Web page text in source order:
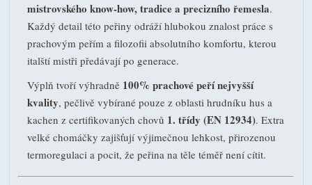
mistrovského know-how, tradice a precizního řemesla.
Každý detail této peřiny odráží hlubokou znalost práce s
prachovým peřím a filozofii absolutního komfortu, kterou
italští mistři předávají po generace.
Výplň tvoří výhradně 100% prachové peří nejvyšší
kvality, pečlivě vybírané pouze z oblasti hrudníku hus a
kachen z certifikovaných chovů 1. třídy (EN 12934). Extra
velké chomáčky zajišťují výjimečnou lehkost, přirozenou
termoregulaci a pocit, že peřina na těle téměř není cítit.